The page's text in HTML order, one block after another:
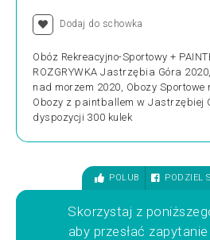
Dodaj do schowka
Obóz Rekreacyjno-Sportowy +
ROZGRYWKA Jastrzębia Góra
nad morzem 2020, Obozy Sportowe
Obozy z paintballem w Jastrzębiej
dyspozycji 300 kulek
POLUB PODZIEL
Skorzystaj z
aby przesłać